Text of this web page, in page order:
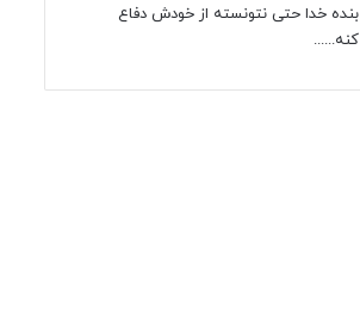
بنده خدا حتی نتونسته از خودش دفاع
کنه......